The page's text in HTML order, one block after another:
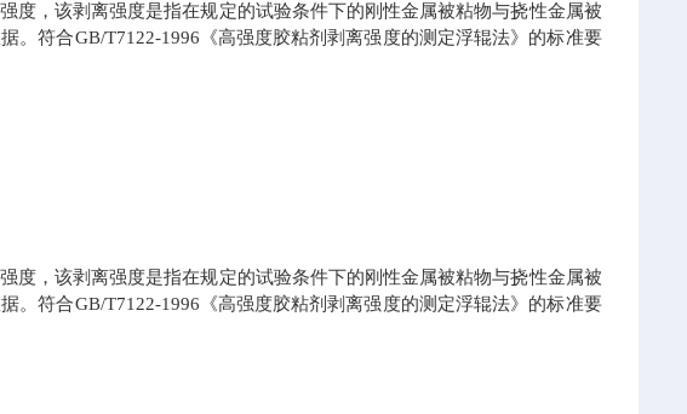
度，该剥离强度是指在规定的试验条件下的刚性金属被粘物与挠性金属被
。符合GB/T7122-1996 《高强度胶粘剂剥离强度的测定浮辊法》的标准要
度，该剥离强度是指在规定的试验条件下的刚性金属被粘物与挠性金属被
。符合GB/T7122-1996 《高强度胶粘剂剥离强度的测定浮辊法》的标准要